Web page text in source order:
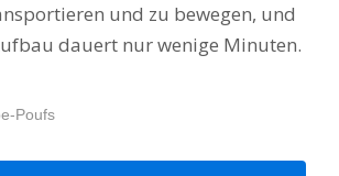
und zu bewegen, und
dauert nur wenige Minuten.
Poufs